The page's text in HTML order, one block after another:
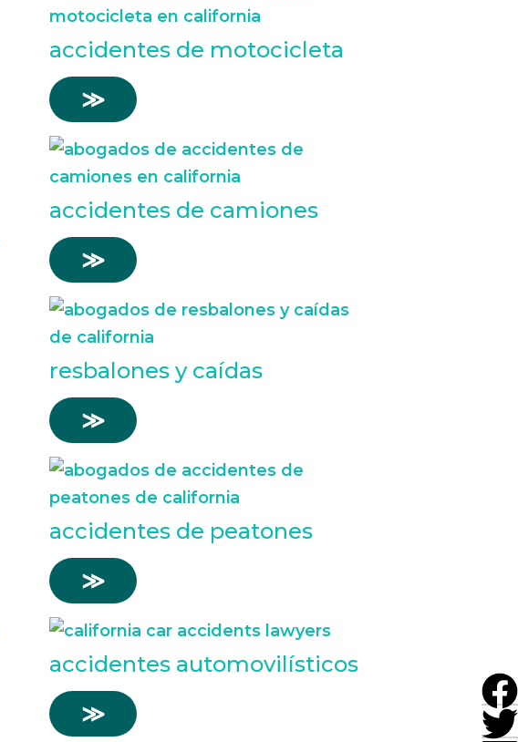
accidentes de motocicleta
≫
accidentes de camiones
≫
resbalones y caídas
≫
accidentes de peatones
≫
accidentes automovilísticos
≫